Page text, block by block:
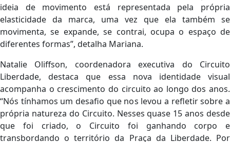
ideia de movimento está representada pela própria
elasticidade da marca, uma vez que ela também se
movimenta, se expande, se contrai, ocupa o espaço de
diferentes formas”, detalha Mariana.
Natalie Oliffson, coordenadora executiva do Circuito
Liberdade, destaca que essa nova identidade visual
acompanha o crescimento do circuito ao longo dos anos.
“Nós tínhamos um desafio que nos levou a refletir sobre a
própria natureza do Circuito. Nesses quase 15 anos desde
que foi criado, o Circuito foi ganhando corpo e
transbordando o território da Praça da Liberdade. Por